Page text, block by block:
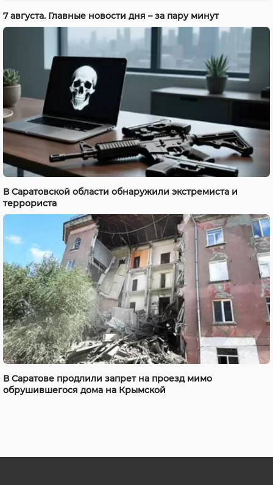
7 августа. Главные новости дня – за пару минут
В Саратовской области обнаружили экстремиста и
террориста
В Саратове продлили запрет на проезд мимо
обрушившегося дома на Крымской